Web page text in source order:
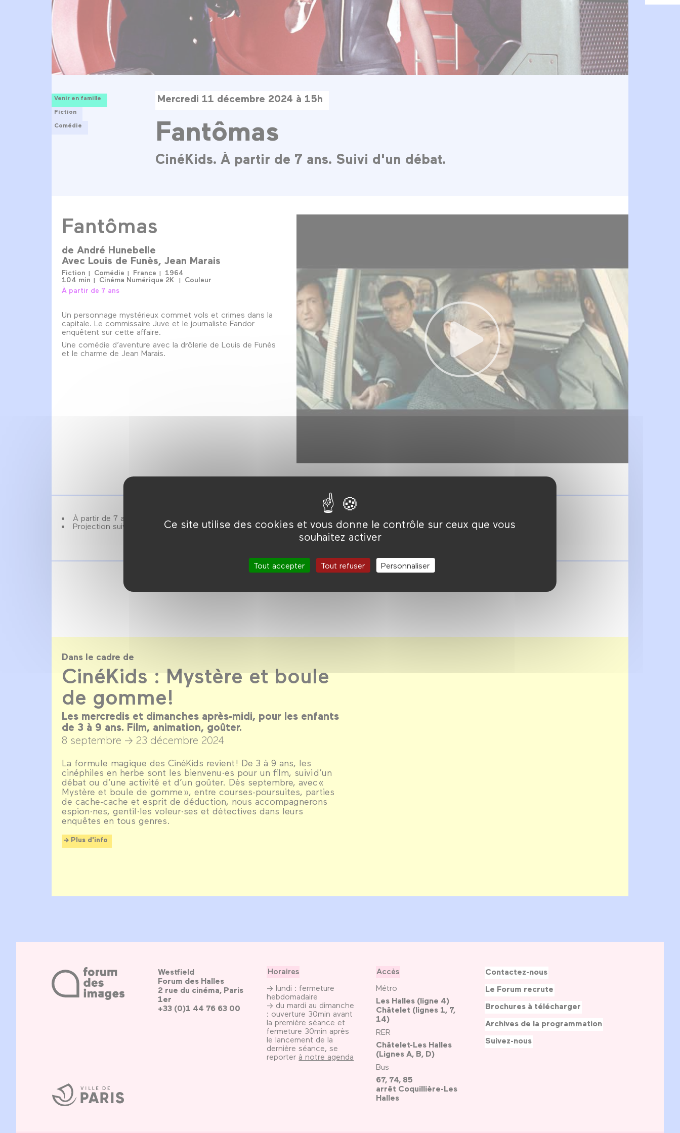
Ce site utilise des cookies et vous donne le contrôle sur ceux que vous
souhaitez activer
Tout accepter Tout refuser Personnaliser
Venir en famille
Fiction
Comédie
Mercredi 11 décembre 2024 à 15h
Fantômas
CinéKids. À partir de 7 ans. Suivi d'un débat.
Fantômas
de André Hunebelle
Avec Louis de Funès Jean Marais
Fiction Comédie France
1964
104 min
Cinéma Numérique 2K
Couleur
À partir de 7 ans
Un personnage mystérieux commet vols et crimes dans la
capitale. Le commissaire Juve et le journaliste Fandor
enquêtent sur cette affaire.
Une comédie d’aventure avec la drôlerie de Louis de Funès
et le charme de Jean Marais.
À partir de 7 ans.
Projection suivie d'un débat.
Dans le cadre de
CinéKids : Mystère et boule
de gomme!
Les mercredis et dimanches après-midi, pour les enfants
de 3 à 9 ans. Film, animation, goûter.
8 septembre → 23 décembre 2024
La formule magique des CinéKids revient ! De 3 à 9 ans, les
cinéphiles en herbe sont les bienvenu·es pour un film, suivi d’un
débat ou d’une activité et d’un goûter. Dès septembre, avec «
Mystère et boule de gomme », entre courses-poursuites, parties
de cache-cache et esprit de déduction, nous accompagnerons
espion·nes, gentil·les voleur·ses et détectives dans leurs
enquêtes en tous genres.
Plus d'info
Ville
de
Paris
Westfield
Forum des Halles
2 rue du cinéma, Paris
1er
+33 (0)1 44 76 63 00
Horaires
→ lundi : fermeture
hebdomadaire
→ du mardi au dimanche
: ouverture 30min avant
la première séance et
fermeture 30min après
le lancement de la
dernière séance, se
reporter à notre agenda
Accès
Métro
Les Halles (ligne 4)
Châtelet (lignes 1, 7,
14)
RER
Châtelet-Les Halles
(Lignes A, B, D)
Bus
67, 74, 85
arrêt Coquillière-Les
Halles
Contactez-nous
Le Forum recrute
Brochures à télécharger
Archives de la programmation
Suivez-nous